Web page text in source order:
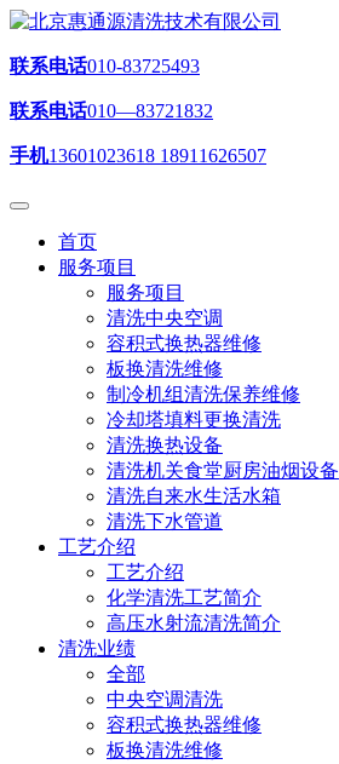
联系电话010-83725493
联系电话010—83721832
手机13601023618 18911626507
首页
服务项目
服务项目
清洗中央空调
容积式换热器维修
板换清洗维修
制冷机组清洗保养维修
冷却塔填料更换清洗
清洗换热设备
清洗机关食堂厨房油烟设备
清洗自来水生活水箱
清洗下水管道
工艺介绍
工艺介绍
化学清洗工艺简介
高压水射流清洗简介
清洗业绩
全部
中央空调清洗
容积式换热器维修
板换清洗维修